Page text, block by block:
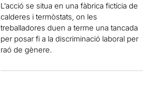
L’acció se situa en una fàbrica fictícia de
calderes i termòstats, on les
treballadores duen a terme una tancada
per posar fi a la discriminació laboral per
raó de gènere.